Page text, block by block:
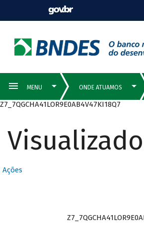
Z7_7QGCHA41LOR9E0AB4V47KI18Q7
Ações